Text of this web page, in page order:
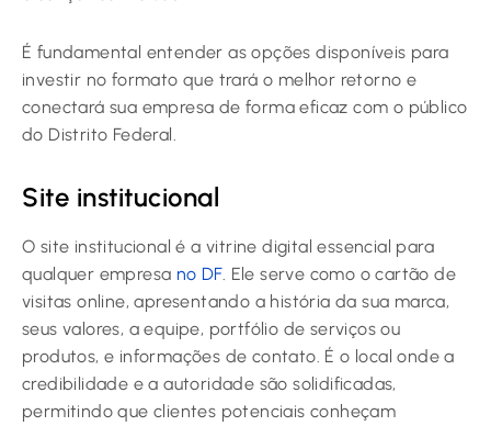
É fundamental entender as opções disponíveis para
investir no formato que trará o melhor retorno e
conectará sua empresa de forma eficaz com o público
do Distrito Federal.
Site institucional
O site institucional é a vitrine digital essencial para
qualquer empresa no DF. Ele serve como o cartão de
visitas online, apresentando a história da sua marca,
seus valores, a equipe, portfólio de serviços ou
produtos, e informações de contato. É o local onde a
credibilidade e a autoridade são solidificadas,
permitindo que clientes potenciais conheçam